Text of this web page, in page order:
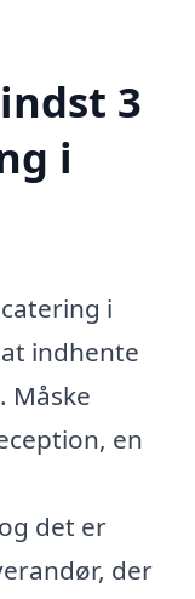
3
i
i
indhente
Måske
en
det er
der